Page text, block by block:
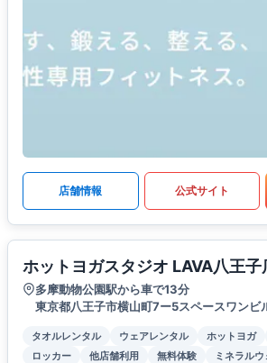
店舗情報 公式サイト
ホットヨガスタジオ LAVA八王子
多摩動物公園駅から車で13分
東京都八王子市横山町7ー5スペースワンビ
タオルレンタル ウェアレンタル ホットヨガ
ロッカー
他店舗利用 無料体験 ミネラル